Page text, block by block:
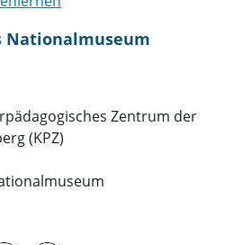
Nationalmuseum
Zentrum der
(KPZ)